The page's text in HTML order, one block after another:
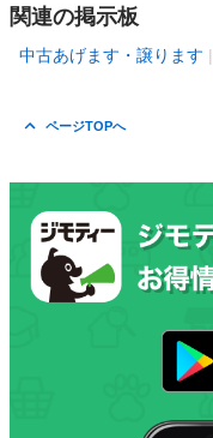
関連の掲示板
中古あげます・譲ります
ページTOPへ